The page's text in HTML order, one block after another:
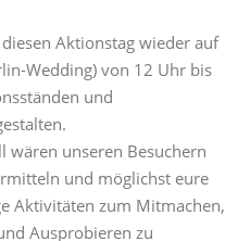
Aktionstag wieder auf
Wedding) von 12 Uhr bis
und
wären unseren Besuchern
und möglichst eure
Aktivitäten zum Mitmachen,
Ausprobieren zu